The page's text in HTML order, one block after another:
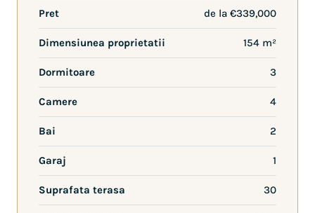
Pret de la €339,000
Dimensiunea proprietatii 154 m²
Dormitoare 3
Camere 4
Bai 2
Garaj 1
Suprafata terasa 30